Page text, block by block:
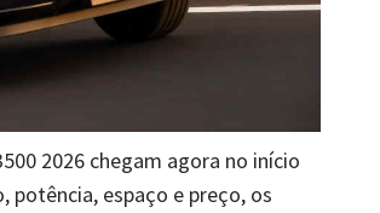
2026 chegam agora no início
potência, espaço e preço, os